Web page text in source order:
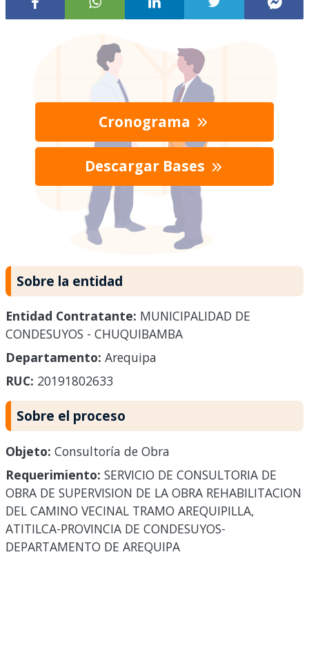
Cronograma
Descargar Bases
Sobre la entidad
Entidad Contratante: MUNICIPALIDAD DE
CONDESUYOS - CHUQUIBAMBA
Departamento: Arequipa
RUC: 20191802633
Sobre el proceso
Objeto: Consultoría de Obra
Requerimiento: SERVICIO DE CONSULTORIA DE
OBRA DE SUPERVISION DE LA OBRA REHABILITACION
DEL CAMINO VECINAL TRAMO AREQUIPILLA,
ATITILCA-PROVINCIA DE CONDESUYOS-
DEPARTAMENTO DE AREQUIPA